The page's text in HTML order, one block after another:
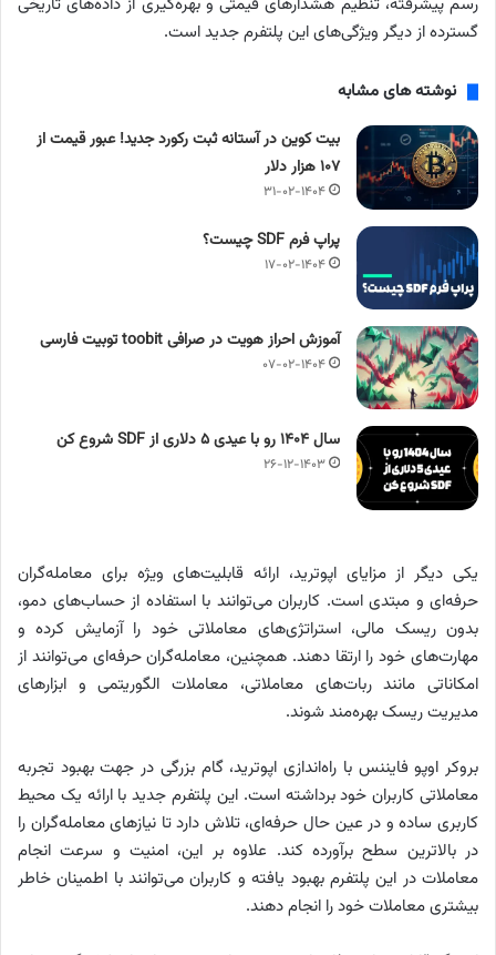
رسم پیشرفته، تنظیم هشدارهای قیمتی و بهره‌گیری از داده‌های تاریخی
گسترده از دیگر ویژگی‌های این پلتفرم جدید است.
نوشته های مشابه
بیت کوین در آستانه ثبت رکورد جدید! عبور قیمت از
۱۰۷ هزار دلار
۳۱-۰۲-۱۴۰۴
پراپ فرم SDF چیست؟
۱۷-۰۲-۱۴۰۴
آموزش احراز هویت در صرافی toobit توبیت فارسی
۰۷-۰۲-۱۴۰۴
سال ۱۴۰۴ رو با عیدی ۵ دلاری از SDF شروع کن
۲۶-۱۲-۱۴۰۳
یکی دیگر از مزایای اپوترید، ارائه قابلیت‌های ویژه برای معامله‌گران
حرفه‌ای و مبتدی است. کاربران می‌توانند با استفاده از حساب‌های دمو،
بدون ریسک مالی، استراتژی‌های معاملاتی خود را آزمایش کرده و
مهارت‌های خود را ارتقا دهند. همچنین، معامله‌گران حرفه‌ای می‌توانند از
امکاناتی مانند ربات‌های معاملاتی، معاملات الگوریتمی و ابزارهای
مدیریت ریسک بهره‌مند شوند.
بروکر اوپو فایننس با راه‌اندازی اپوترید، گام بزرگی در جهت بهبود تجربه
معاملاتی کاربران خود برداشته است. این پلتفرم جدید با ارائه یک محیط
کاربری ساده و در عین حال حرفه‌ای، تلاش دارد تا نیازهای معامله‌گران را
در بالاترین سطح برآورده کند. علاوه بر این، امنیت و سرعت انجام
معاملات در این پلتفرم بهبود یافته و کاربران می‌توانند با اطمینان خاطر
بیشتری معاملات خود را انجام دهند.